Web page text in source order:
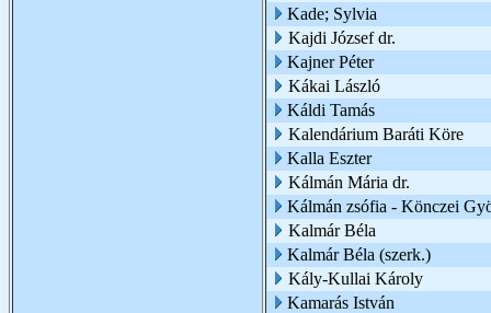
Kade; Sylvia
Kajdi József dr.
Kajner Péter
Kákai László
Káldi Tamás
Kalendárium Baráti Köre
Kalla Eszter
Kálmán Mária dr.
Kálmán zsófia - Könczei
Kalmár Béla
Kalmár Béla (szerk.)
Kály-Kullai Károly
Kamarás István